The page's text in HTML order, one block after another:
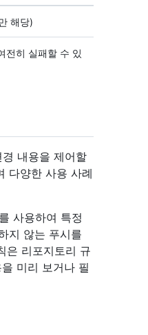
해당)
전히 실패할 수 있
내용을 제어할
다양한 사용 사례
사용하여 특정
지 않는 푸시를
은 리포지토리 규
미리 보거나 필